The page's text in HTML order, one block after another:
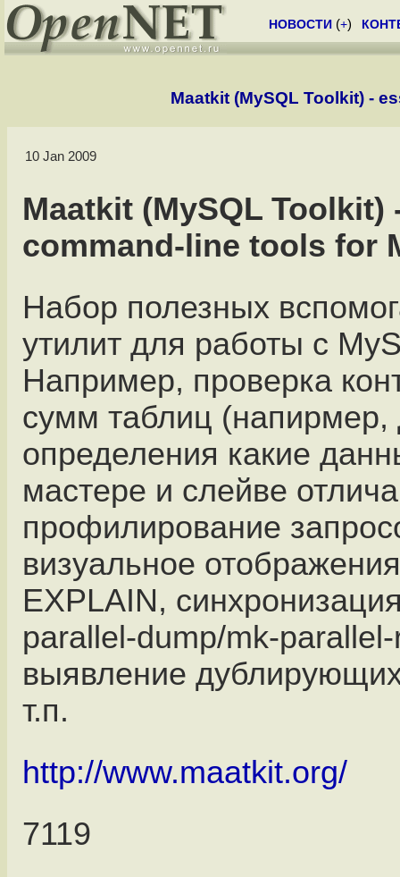
НОВОСТИ (+)
Maatkit (MySQL Toolkit) -
10 Jan 2009
Maatkit (MySQL Toolkit)
command-line tools for
Набор полезных
утилит для работы с
Например, проверка
сумм таблиц (напирмер,
определения какие
мастере и слейве
профилирование
визуальное
EXPLAIN,
parallel-dump/mk-
выявление
т.п.
http://www.maatkit.org/
7119